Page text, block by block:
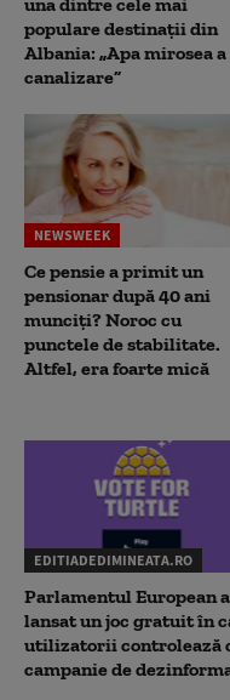
populare destinații din
Albania: „Apa mirosea a
canalizare”
NEWSWEEK
Ce pensie a primit un
pensionar după 40 ani
munciți? Noroc cu
punctele de stabilitate.
Altfel, era foarte mică
EDITIADEDIMINEATA.RO
Parlamentul European a
lansat un joc gratuit în
utilizatorii controlează
campanie de